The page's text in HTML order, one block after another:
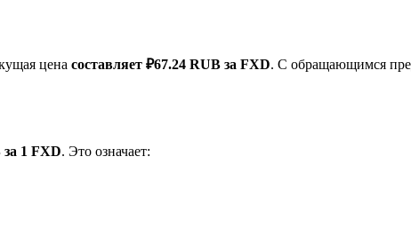
цена составляет ₽67.24 RUB за FXD. С обращающимся
за 1 FXD. Это означает: